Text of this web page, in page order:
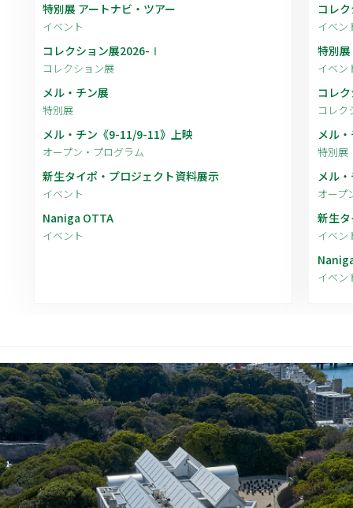
特別展 アートナビ・ツアー
イベント
コレクション展2026-Ⅰ
コレクション展
メル・チン展
特別展
メル・チン《9-11/9-11》上映
オープン・プログラム
新生タイポ・プロジェクト資料展示
イベント
Naniga OTTA
イベント
コレ
イベン
特別
イベン
コレ
コレク
メル
特別展
メル
オープ
新生
イベン
イベン